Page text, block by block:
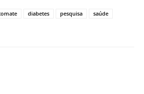
diabetes pesquisa
saúde